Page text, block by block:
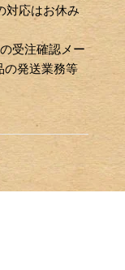
対応はお休み
受注確認メー
の発送業務等